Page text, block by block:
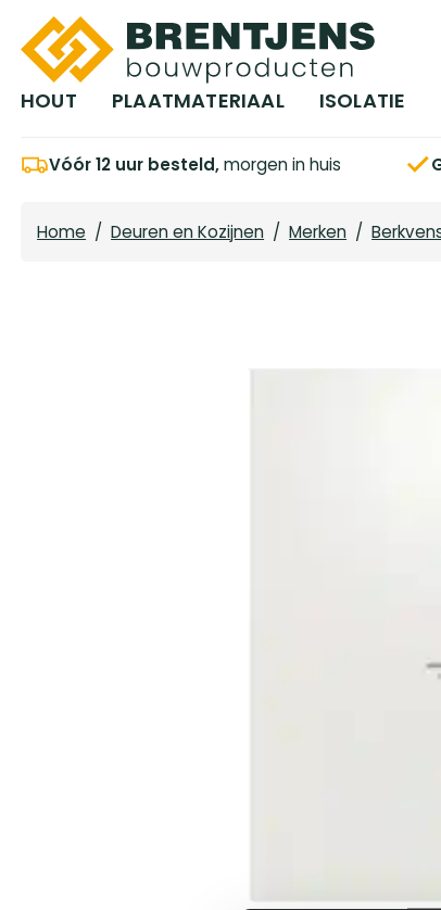
Ga naar hoofdinhoud
HOUT PLAATMATERIAAL ISOLATIE
Vóór 12 uur besteld,morgen in huis
Home / Deuren en Kozijnen / Merken /